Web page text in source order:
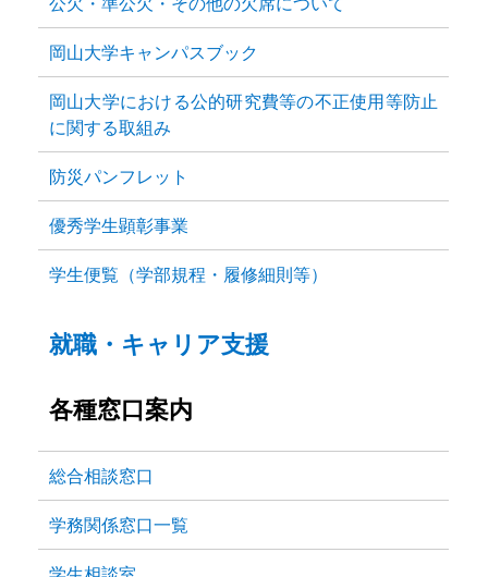
岡山大学キャンパスブック
岡山大学における公的研究費等の不正使用等防止
に関する取組み
防災パンフレット
優秀学生顕彰事業
学生便覧（学部規程・履修細則等）
就職・キャリア支援
各種窓口案内
総合相談窓口
学務関係窓口一覧